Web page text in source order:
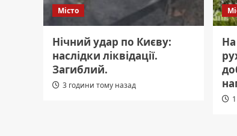
Місто
Нічний удар по Києву:
наслідки ліквідації.
Загиблий.
3 години тому назад